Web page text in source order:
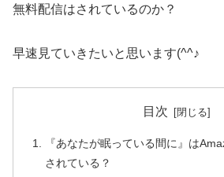
無料配信はされているのか？
早速見ていきたいと思います(^^♪
目次
『あなたが眠っている間に』は
されている？